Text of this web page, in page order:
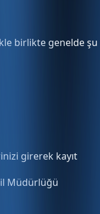
birlikte genelde şu
girerek kayıt
Müdürlüğü